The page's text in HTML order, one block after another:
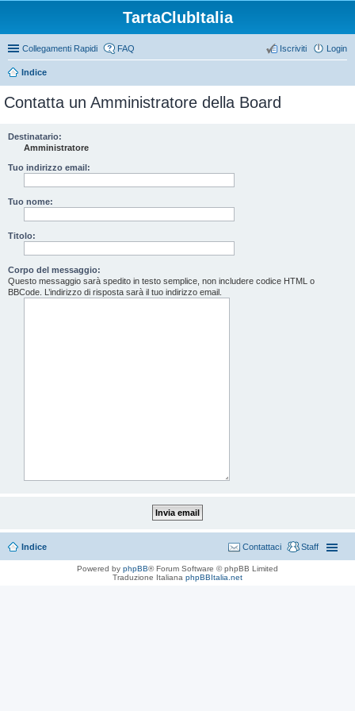
TartaClubItalia
Collegamenti Rapidi FAQ Login
Iscriviti
Indice
Contatta un Amministratore della Board
Destinatario:
Amministratore
Tuo indirizzo email:
Tuo nome:
Titolo:
Corpo del messaggio:
Questo messaggio sarà spedito in testo semplice, non includere codice HTML o
BBCode. L’indirizzo di risposta sarà il tuo indirizzo email.
Indice Staff
Contattaci
Powered by phpBB® Forum Software © phpBB Limited
Traduzione Italiana phpBBItalia.net